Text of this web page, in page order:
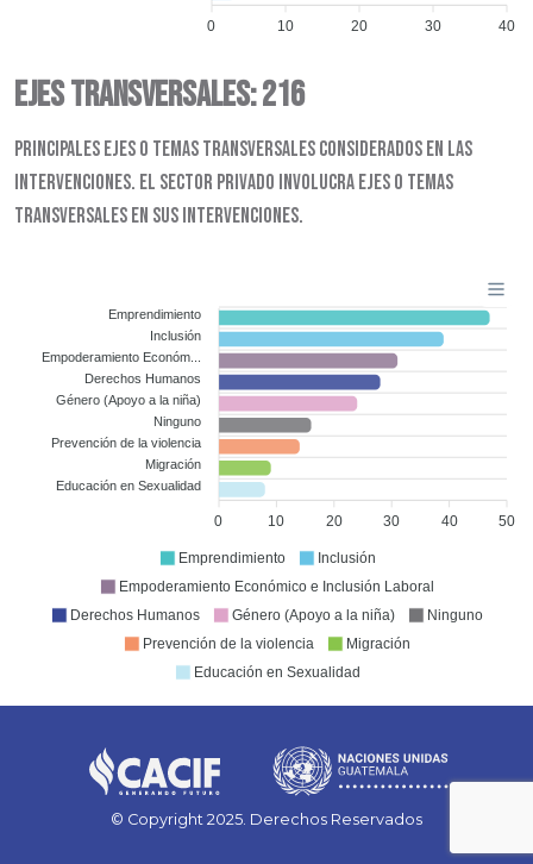
40
30
20
10
0
EJES TRANSVERSALES: 216
Principales ejes o temas transversales considerados en las
intervenciones. El sector privado involucra ejes o temas
transversales en sus intervenciones.
Emprendimiento
Inclusión
Empoderamiento Económ...
Derechos Humanos
Género (Apoyo a la niña)
Ninguno
Prevención de la violencia
Migración
Educación en Sexualidad
50
40
30
20
10
0
Emprendimiento
Inclusión
Empoderamiento Económico e Inclusión Laboral
Derechos Humanos
Género (Apoyo a la niña)
Ninguno
Prevención de la violencia
Migración
Educación en Sexualidad
© Copyright 2025. Derechos Reservados